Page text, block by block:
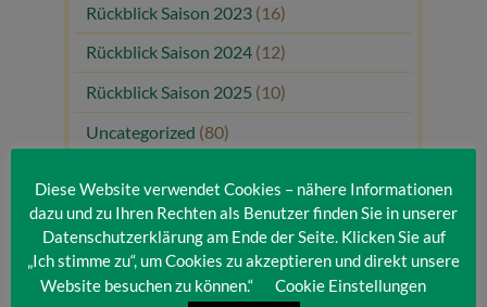
Rückblick Saison 2023 (16)
Rückblick Saison 2024 (12)
Rückblick Saison 2025 (10)
Uncategorized (80)
Diese Website verwendet Cookies – nähere Informationen
dazu und zu Ihren Rechten als Benutzer finden Sie in unserer
Datenschutzerklärung am Ende der Seite. Klicken Sie auf
„Ich stimme zu“, um Cookies zu akzeptieren und direkt unsere
Website besuchen zu können.“
Cookie Einstellungen